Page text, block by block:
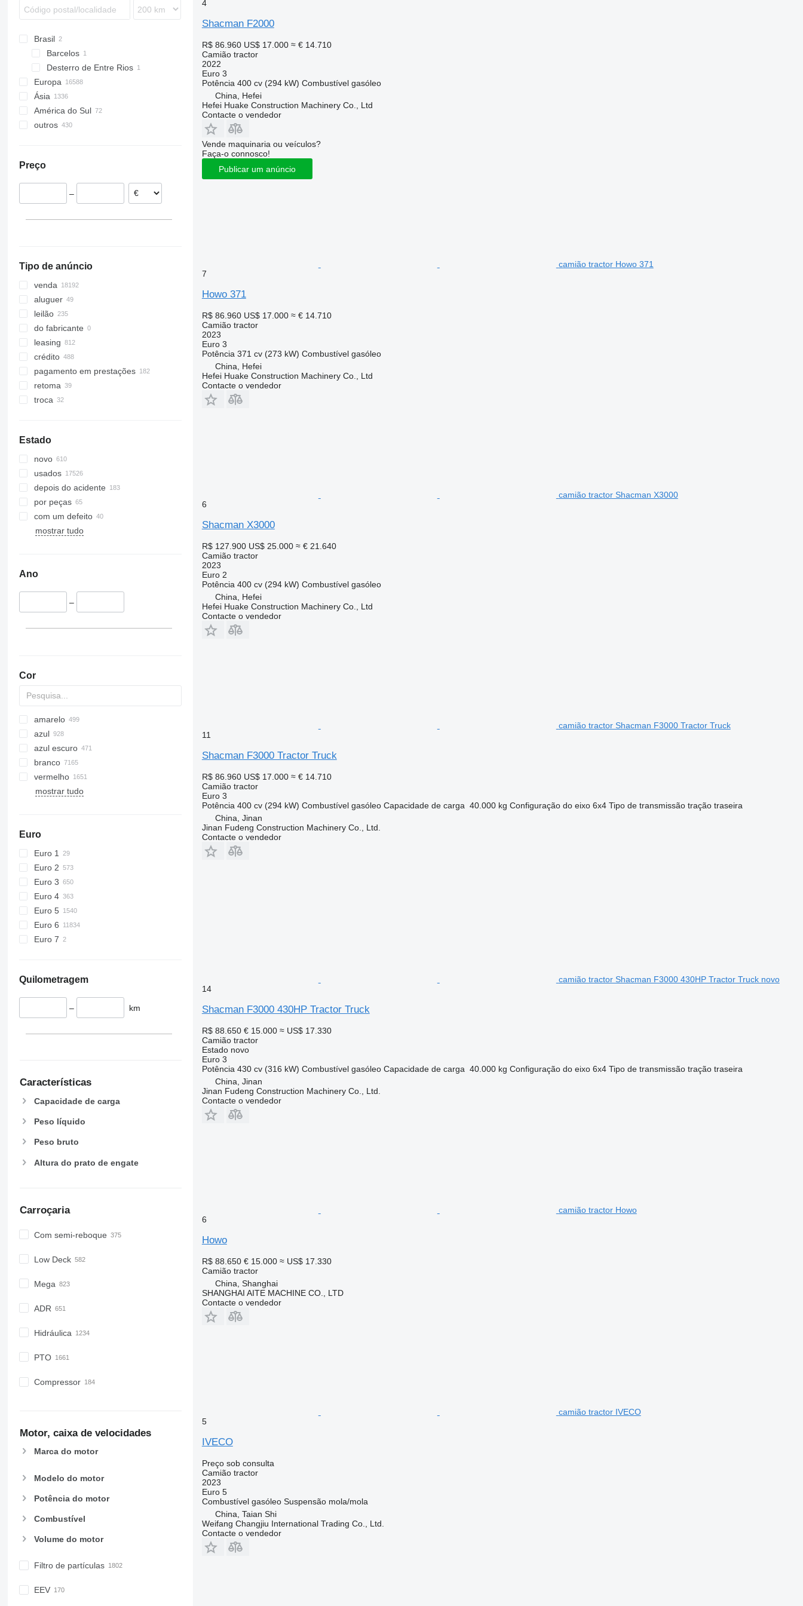
Brasil
Barcelos
Desterro de Entre Rios
Europa
Países Baixos
Polónia
Alemanha
Hungria
República Checa
Ásia
China
Emirados Árabes Unidos
Turquia
Arábia Saudita
América do Sul
Chile
outros
Marrocos
Nigéria
Preço
–
Tipo de anúncio
venda
aluguer
leilão
do fabricante
leasing
crédito
pagamento em prestações
retoma
troca
Estado
novo
usados
depois do acidente
por peças
com um defeito
mostrar tudo
Ano
–
Cor
amarelo
azul
azul escuro
branco
vermelho
mostrar tudo
Euro
Euro 1
Euro 2
Euro 3
Euro 4
Euro 5
Euro 6
Euro 7
Quilometragem
– km
Características
Capacidade de carga
Peso líquido
Peso bruto
Altura do prato de engate
Carroçaria
Com semi-reboque
Low Deck
Mega
ADR
Hidráulica
PTO
Compressor
Motor, caixa de velocidades
Marca do motor
Modelo do motor
Potência do motor
Combustível
Volume do motor
Filtro de partículas
EEV
4
Shacman F2000
R$ 86.960 US$ 17.000 ≈ € 14.710
Camião tractor
2022
Euro 3
Potência 400 cv (294 kW) Combustível gasóleo
China, Hefei
Hefei Huake Construction Machinery Co., Ltd
Contacte o vendedor
Vende maquinaria ou veículos?
Faça-o connosco!
Publicar um anúncio
camião tractor Howo 371
7
Howo 371
R$ 86.960 US$ 17.000 ≈ € 14.710
Camião tractor
2023
Euro 3
Potência 371 cv (273 kW) Combustível gasóleo
China, Hefei
Hefei Huake Construction Machinery Co., Ltd
Contacte o vendedor
camião tractor Shacman X3000
6
Shacman X3000
R$ 127.900 US$ 25.000 ≈ € 21.640
Camião tractor
2023
Euro 2
Potência 400 cv (294 kW) Combustível gasóleo
China, Hefei
Hefei Huake Construction Machinery Co., Ltd
Contacte o vendedor
camião tractor Shacman F3000 Tractor Truck
11
Shacman F3000 Tractor Truck
R$ 86.960 US$ 17.000 ≈ € 14.710
Camião tractor
Euro 3
Potência 400 cv (294 kW) Combustível gasóleo Capacidade de carga 40.000 kg Configuração do eixo 6x4 Tipo de transmissão tração traseira
China, Jinan
Jinan Fudeng Construction Machinery Co., Ltd.
Contacte o vendedor
camião tractor Shacman F3000 430HP Tractor Truck novo
14
Shacman F3000 430HP Tractor Truck
R$ 88.650 € 15.000 ≈ US$ 17.330
Camião tractor
Estadonovo
Euro 3
Potência 430 cv (316 kW) Combustível gasóleo Capacidade de carga 40.000 kg Configuração do eixo 6x4 Tipo de transmissão tração traseira
China, Jinan
Jinan Fudeng Construction Machinery Co., Ltd.
Contacte o vendedor
camião tractor Howo
6
Howo
R$ 88.650 € 15.000 ≈ US$ 17.330
Camião tractor
China, Shanghai
SHANGHAI AITE MACHINE CO., LTD
Contacte o vendedor
camião tractor IVECO
5
IVECO
Preço sob consulta
Camião tractor
2023
Euro 5
Combustível gasóleo Suspensão mola/mola
China, Taian Shi
Weifang Changjiu International Trading Co., Ltd.
Contacte o vendedor